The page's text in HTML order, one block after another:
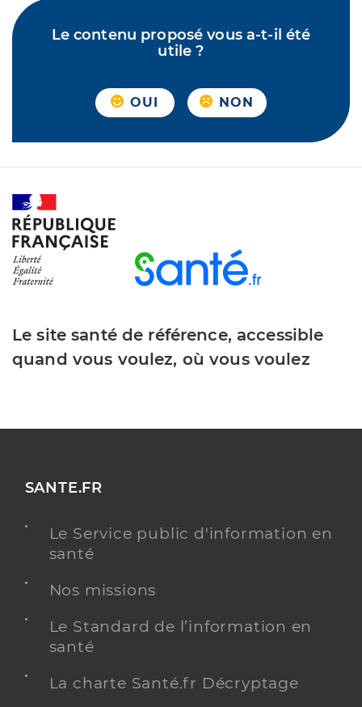
Le contenu proposé vous a-t-il été
utile ?
OUI NON
Le site santé de référence, accessible
quand vous voulez, où vous voulez
SANTE.FR
Le Service public d'information en
santé
Nos missions
Le Standard de l’information en
santé
La charte Santé.fr Décryptage